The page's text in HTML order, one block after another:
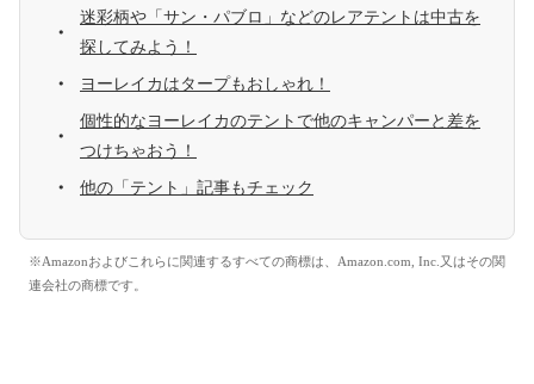
迷彩柄や「サン・パブロ」などのレアテントは中古を
探してみよう！
ヨーレイカはタープもおしゃれ！
個性的なヨーレイカのテントで他のキャンパーと差を
つけちゃおう！
他の「テント」記事もチェック
※Amazonおよびこれらに関連するすべての商標は、Amazon.com, Inc.又はその関
連会社の商標です。